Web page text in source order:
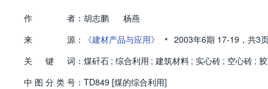
作 者： 胡志鹏
杨燕
来
源： 《建材产品与应用》 • 2003年6期 17-19， 共3
关
键 词： 煤矸石 ; 综合利用 ; 建筑材料 ; 实心砖 ; 空心砖 ;
中 图 分 类 号： TD849 [煤的综合利用]